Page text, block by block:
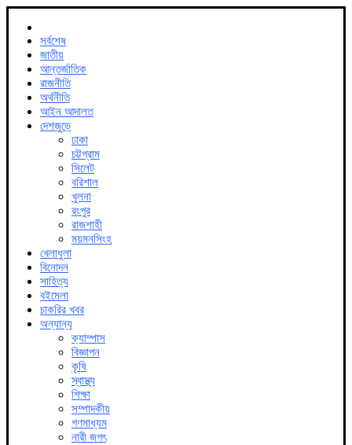
সর্বশেষ
জাতীয়
আন্তর্জাতিক
রাজনীতি
অর্থনীতি
আইন আদালত
দেশজুড়ে
ঢাকা
চট্টগ্রাম
সিলেট
বরিশাল
খুলনা
রংপুর
রাজশাহী
ময়মনসিংহ
খেলাধুলা
বিনোদন
সাহিত্য
বইমেলা
চাকরির খবর
অন্যান্য
ক্যাম্পাস
বিজ্ঞাপন
কৃষি
স্বাস্থ্য
শিক্ষা
সম্পাদকীয়
গণমাধ্যম
নারী জগৎ